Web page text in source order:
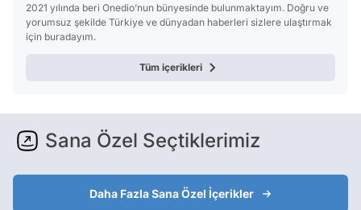
2021 yılında beri Onedio’nun bünyesinde bulunmaktayım. Doğru ve
yorumsuz şekilde Türkiye ve dünyadan haberleri sizlere ulaştırmak
için buradayım.
Tüm içerikleri
Sana Özel Seçtiklerimiz
Daha Fazla Sana Özel İçerikler